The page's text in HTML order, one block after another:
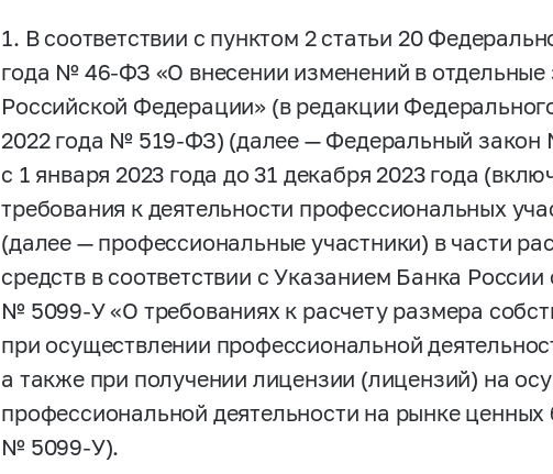
1. В соответствии с пунктом 2 статьи 20
года № 46-ФЗ «О внесении изменений в
Российской Федерации» (в редакции
2022 года № 519-ФЗ) (далее — Федеральный
c 1 января 2023 года до 31 декабря 2023 года
требования к деятельности профессиональных
(далее — профессиональные участники) в части
средств в соответствии с Указанием Банка России
№ 5099-У«О требованиях к расчету размера
при осуществлении профессиональной
а также при получении лицензии (лицензий) на
профессиональной деятельности на рынке
№ 5099-У).